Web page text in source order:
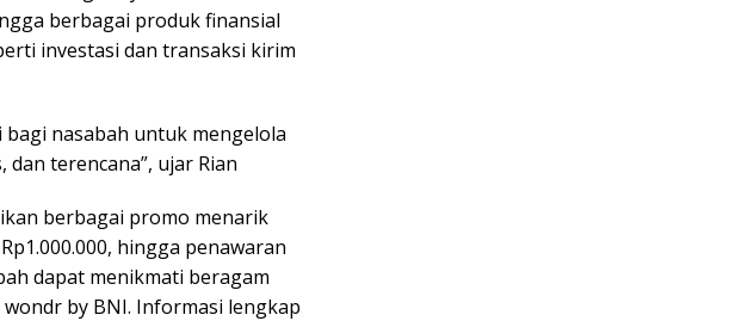
berbagai produk finansial
investasi dan transaksi kirim
bagi nasabah untuk mengelola
terencana”, ujar Rian
berbagai promo menarik
hingga penawaran
dapat menikmati beragam
by BNI. Informasi lengkap